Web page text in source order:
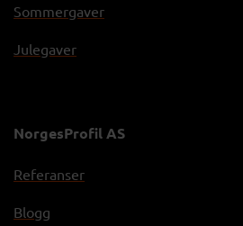
Sommergaver
Julegaver
NorgesProfil AS
Referanser
Blogg